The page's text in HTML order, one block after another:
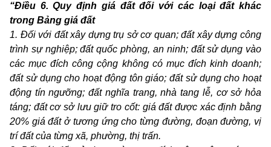
“Điều 6.Quy định giá đất đối với các loại đất khác
trong Bảng giá đất
1. Đối với đất xây dựng trụ sở cơ quan; đất xây dựng công
trình sự nghiệp; đất quốc phòng, an ninh; đất sử dụng vào
các mục đích công cộng không có mục đích kinh doanh;
đất sử dụng cho hoạt động tôn giáo; đất sử dụng cho hoạt
động tín ngưỡng; đất nghĩa trang,nhà tang lễ, cơ sở hỏa
táng; đất cơ sở lưu giữ tro cốt: giá đất được xác định bằng
20% giá đất ở tương ứng cho từng đường, đoạn đường, vị
trí đất của từng xã, phường, thị trấn.